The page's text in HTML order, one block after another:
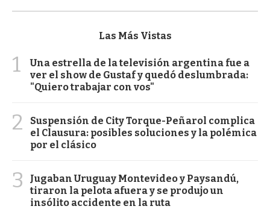
Las Más Vistas
1
Una estrella de la televisión argentina fue a
ver el show de Gustaf y quedó deslumbrada:
"Quiero trabajar con vos"
2
Suspensión de City Torque-Peñarol complica
el Clausura: posibles soluciones y la polémica
por el clásico
3
Jugaban Uruguay Montevideo y Paysandú,
tiraron la pelota afuera y se produjo un
insólito accidente en la ruta